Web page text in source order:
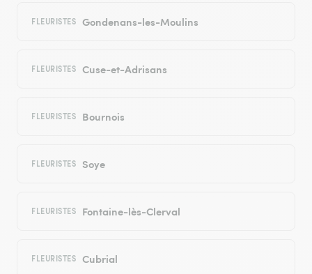
FLEURISTES Gondenans-les-Moulins
FLEURISTES Cuse-et-Adrisans
FLEURISTES Bournois
FLEURISTES Soye
FLEURISTES Fontaine-lès-Clerval
FLEURISTES Cubrial